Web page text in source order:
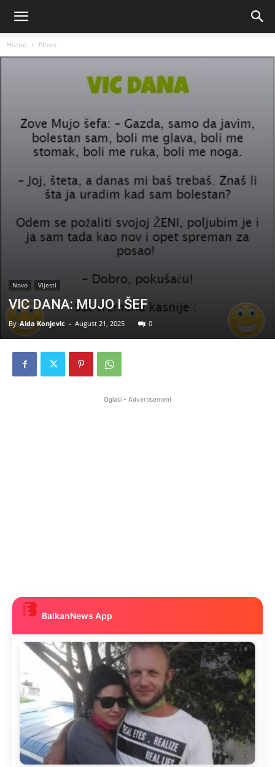
Home Novo
Novo Vijesti
VIC DANA: MUJO I ŠEF
By Aida Konjevic - August 21, 2025 0
Oglasi - Advertisement
BalkanNews App